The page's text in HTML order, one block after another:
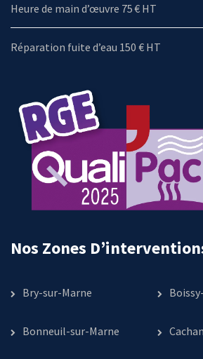
Heure de main d’œuvre 75 € HT
Réparation fuite d’eau 150 € HT
Nos Zones
Bry-sur-Marne
Bonneuil-sur-Marne Cachan